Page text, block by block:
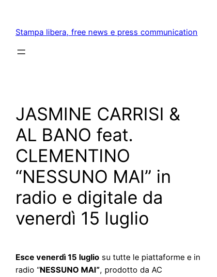
content
Stampa libera, free news e press communication
JASMINE CARRISI &
AL BANO feat.
CLEMENTINO
“NESSUNO MAI” in
radio e digitale da
venerdì 15 luglio
Esce venerdì 15 luglio su tutte le piattaforme e in
radio “NESSUNO MAI”, prodotto da AC